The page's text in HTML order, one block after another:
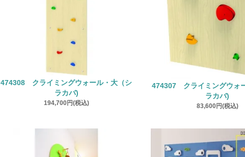
474308 クライミングウォール・大（シ
ラカバ)
194,700円(税込)
474307 クライミングウォ
ラカバ)
83,600円(税込)